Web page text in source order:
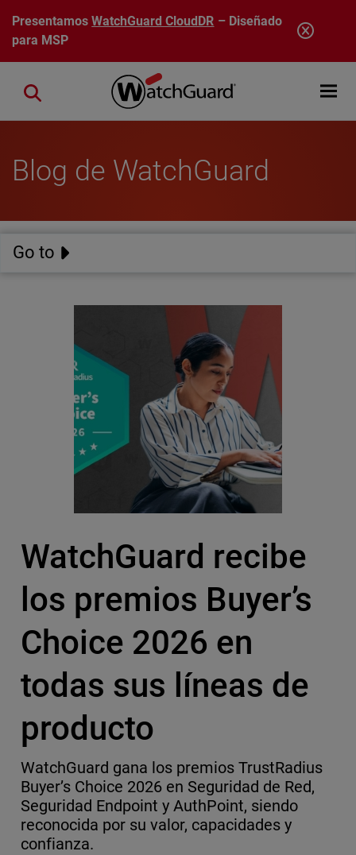
Pasar al contenido principal
PresentamosWatchGuard CloudDR – Diseñado
para MSP
Open
Close search
Blog de WatchGuard
Go to
WatchGuard recibe
los premios Buyer’s
Choice 2026 en
todas sus líneas de
producto
WatchGuard gana los premios TrustRadius
Buyer’s Choice 2026 en Seguridad de Red,
Seguridad Endpoint y AuthPoint, siendo
reconocida por su valor, capacidades y
confianza.